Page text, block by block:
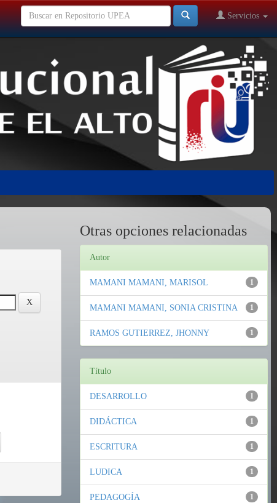
Servicios
Otras opciones relacionadas
Autor
1
MAMANI MAMANI, MARISOL
1
MAMANI MAMANI, SONIA CRISTINA
1
RAMOS GUTIERREZ, JHONNY
Título
1
DESARROLLO
1
DIDÁCTICA
1
ESCRITURA
1
LUDICA
1
PEDAGOGÍA